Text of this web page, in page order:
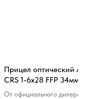
Прицел оптический
CRS 1-6х28 FFP 34мм.
От официального дилера